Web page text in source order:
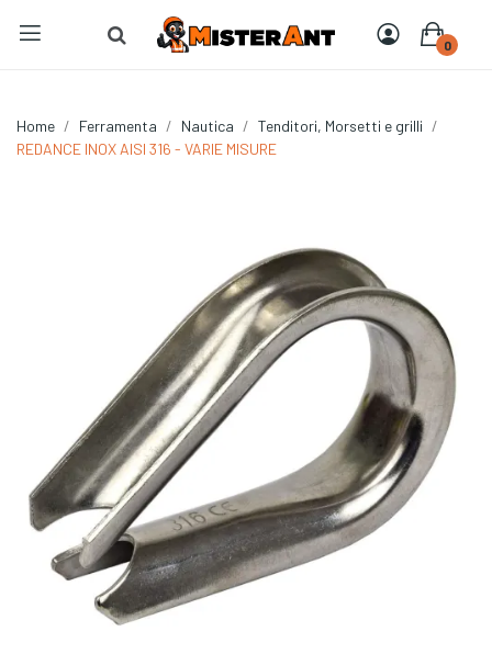
0
Home Ferramenta Nautica
Tenditori, Morsetti e grilli
REDANCE INOX AISI 316 - VARIE MISURE